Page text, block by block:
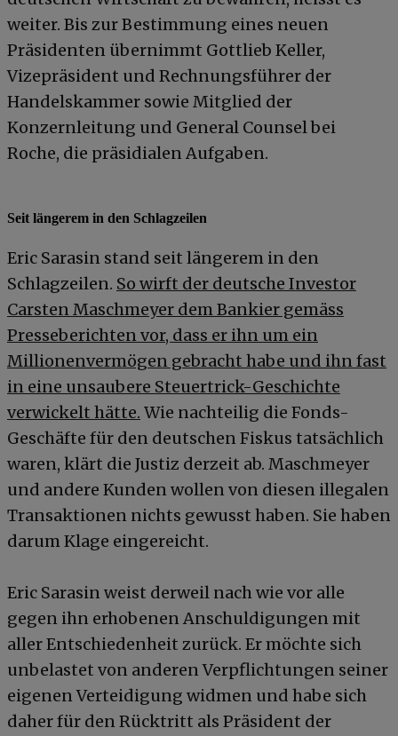
weiter. Bis zur Bestimmung eines neuen
Präsidenten übernimmt Gottlieb Keller,
Vizepräsident und Rechnungsführer der
Handelskammer sowie Mitglied der
Konzernleitung und General Counsel bei
Roche, die präsidialen Aufgaben.
Seit längerem in den Schlagzeilen
Eric Sarasin stand seit längerem in den
Schlagzeilen. So wirft der deutsche Investor
Carsten Maschmeyer dem Bankier gemäss
Presseberichten vor, dass er ihn um ein
Millionenvermögen gebracht habe und ihn fast
in eine unsaubere Steuertrick-Geschichte
verwickelt hätte. Wie nachteilig die Fonds-
Geschäfte für den deutschen Fiskus tatsächlich
waren, klärt die Justiz derzeit ab. Maschmeyer
und andere Kunden wollen von diesen illegalen
Transaktionen nichts gewusst haben. Sie haben
darum Klage eingereicht.
Eric Sarasin weist derweil nach wie vor alle
gegen ihn erhobenen Anschuldigungen mit
aller Entschiedenheit zurück. Er möchte sich
unbelastet von anderen Verpflichtungen seiner
eigenen Verteidigung widmen und habe sich
daher für den Rücktritt als Präsident der